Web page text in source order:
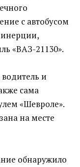
с автобусом
инерции,
«ВАЗ-21130».
и
сама
«Шевроле».
на месте
обнаружило